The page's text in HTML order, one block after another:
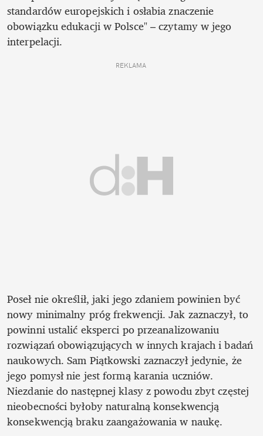
standardów europejskich i osłabia znaczenie
obowiązku edukacji w Polsce" – czytamy w jego
interpelacji.
REKLAMA
Poseł nie określił, jaki jego zdaniem powinien być
nowy minimalny próg frekwencji. Jak zaznaczył, to
powinni ustalić eksperci po przeanalizowaniu
rozwiązań obowiązujących w innych krajach i badań
naukowych. Sam Piątkowski zaznaczył jedynie, że
jego pomysł nie jest formą karania uczniów.
Niezdanie do następnej klasy z powodu zbyt częstej
nieobecności byłoby naturalną konsekwencją
konsekwencją braku zaangażowania w naukę.